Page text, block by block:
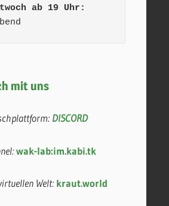
ab 19 Uhr:
mit uns
DISCORD
wak-lab:im.kabi.tk
Welt: kraut.world